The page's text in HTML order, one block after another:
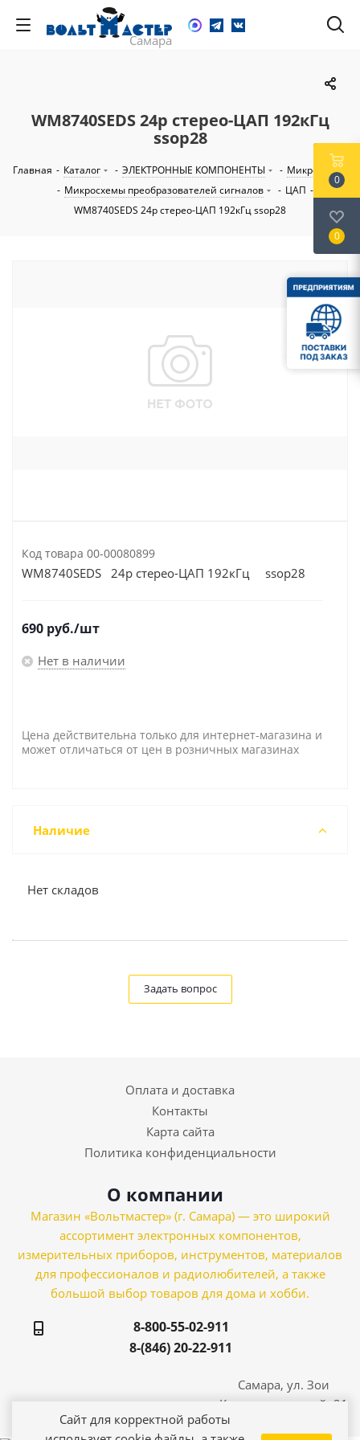
WM8740SEDS 24р стерео-ЦАП 192кГц
ssop28
Главная - Каталог - ЭЛЕКТРОННЫЕ КОМПОНЕНТЫ - Микросхемы
- Микросхемы преобразователей сигналов - ЦАП -
WM8740SEDS 24р стерео-ЦАП 192кГц ssop28
Код товара 00-00080899
WM8740SEDS 24р стерео-ЦАП 192кГц ssop28
690 руб./шт
Нет в наличии
Цена действительна только для интернет-магазина и
может отличаться от цен в розничных магазинах
Наличие
Нет складов
Задать вопрос
Оплата и доставка
Контакты
Карта сайта
Политика конфиденциальности
О компании
Магазин «Вольтмастер» (г. Самара) — это широкий
ассортимент электронных компонентов,
измерительных приборов, инструментов, материалов
для профессионалов и радиолюбителей, а также
большой выбор товаров для дома и хобби.
8-800-55-02-911
8-(846) 20-22-911
Самара, ул. Зои
Космодемьянской, 21
0
0
Сайт для корректной работы